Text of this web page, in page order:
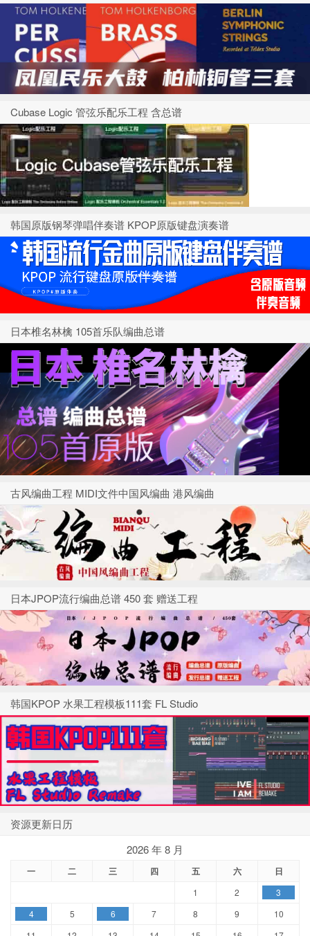
Cubase Logic 管弦乐配乐工程 含总谱
韩国原版钢琴弹唱伴奏谱 KPOP原版键盘演奏谱
日本椎名林檎 105首乐队编曲总谱
古风编曲工程 MIDI文件中国风编曲 港风编曲
日本JPOP流行编曲总谱 450 套 赠送工程
韩国KPOP 水果工程模板111套 FL Studio
资源更新日历
2026 年 8 月
一 二 三 四 五 六 日
1 2
3
4
5 6 7 8 9
10